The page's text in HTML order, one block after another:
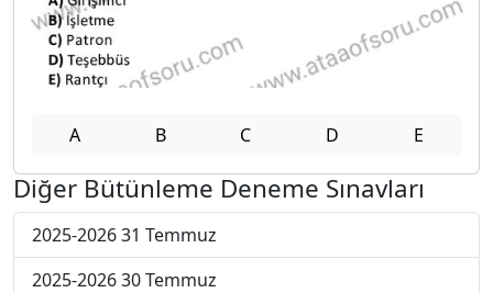
A B C D E
Diğer Bütünleme Deneme Sınavları
2025-2026 31 Temmuz
2025-2026 30 Temmuz